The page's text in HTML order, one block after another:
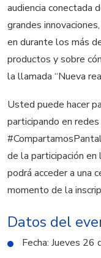
audiencia conectada
grandes
en durante los más
productos y sobre
la llamada “Nueva
Usted puede hacer
participando en
de la participación
podrá acceder a una
momento de la
Datos del
Fecha: Jueves